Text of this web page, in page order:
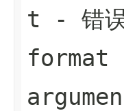
t - 错
format